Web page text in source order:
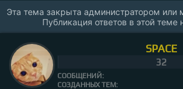
Эта тема закрыта администратором или
Публикация ответов в этой теме
SPACE
32
СООБЩЕНИЙ:
СОЗДАННЫХ ТЕМ: